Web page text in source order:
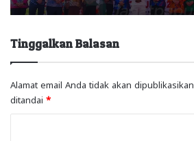
Tinggalkan Balasan
Alamat email Anda tidak akan dipublikasikan.
ditandai *